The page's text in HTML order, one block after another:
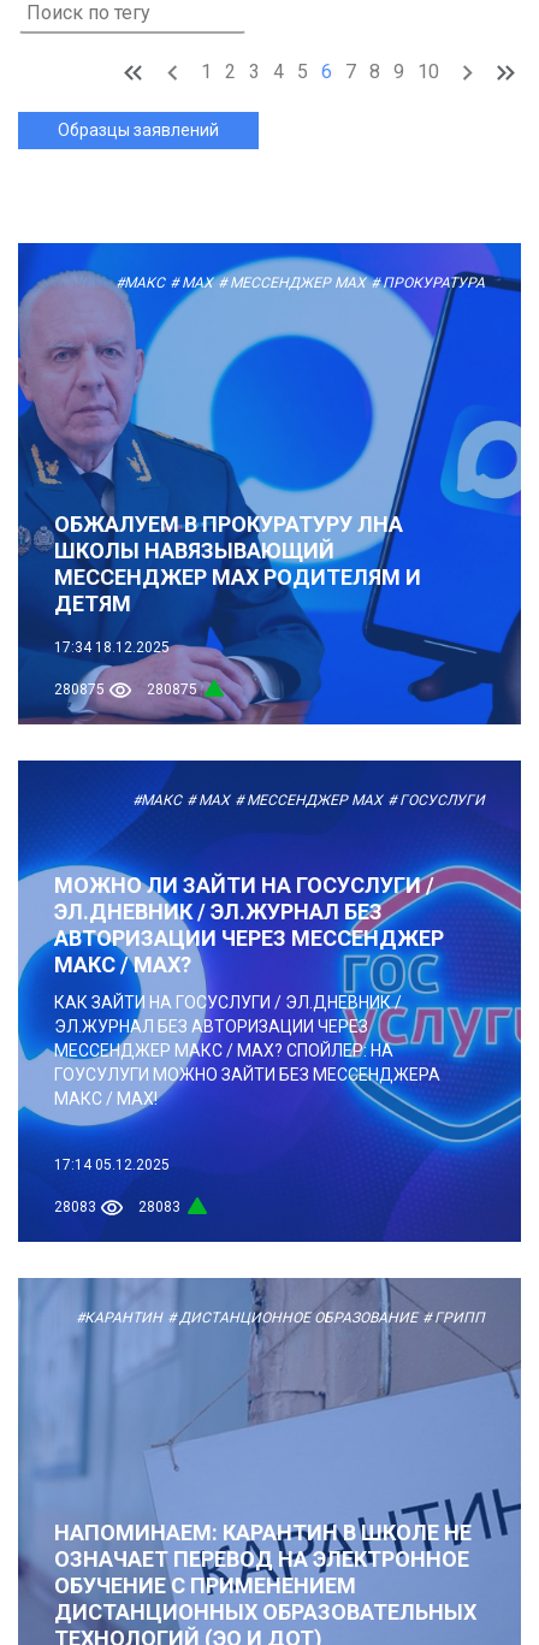
1 2 3 4 5 6 7 8 9 10
Образцы заявлений
#МАКС # MAX # МЕССЕНДЖЕР MAX # ПРОКУРАТУРА
ОБЖАЛУЕМ В ПРОКУРАТУРУ ЛНА
ШКОЛЫ НАВЯЗЫВАЮЩИЙ
МЕССЕНДЖЕР MAX РОДИТЕЛЯМ И
ДЕТЯМ
17:34 18.12.2025
280875 280875
#МАКС # MAX # МЕССЕНДЖЕР MAX # ГОСУСЛУГИ
МОЖНО ЛИ ЗАЙТИ НА ГОСУСЛУГИ /
ЭЛ.ДНЕВНИК / ЭЛ.ЖУРНАЛ БЕЗ
АВТОРИЗАЦИИ ЧЕРЕЗ МЕССЕНДЖЕР
МАКС / MAX?
КАК ЗАЙТИ НА ГОСУСЛУГИ / ЭЛ.ДНЕВНИК /
ЭЛ.ЖУРНАЛ БЕЗ АВТОРИЗАЦИИ ЧЕРЕЗ
МЕССЕНДЖЕР МАКС / MAX? СПОЙЛЕР: НА
ГОУСУЛУГИ МОЖНО ЗАЙТИ БЕЗ МЕССЕНДЖЕРА
МАКС / MAX!
17:14 05.12.2025
28083 28083
#КАРАНТИН # ДИСТАНЦИОННОЕ ОБРАЗОВАНИЕ # ГРИПП
НАПОМИНАЕМ: КАРАНТИН В ШКОЛЕ НЕ
ОЗНАЧАЕТ ПЕРЕВОД НА ЭЛЕКТРОННОЕ
ОБУЧЕНИЕ С ПРИМЕНЕНИЕМ
ДИСТАНЦИОННЫХ ОБРАЗОВАТЕЛЬНЫХ
ТЕХНОЛОГИЙ (ЭО И ДОТ)